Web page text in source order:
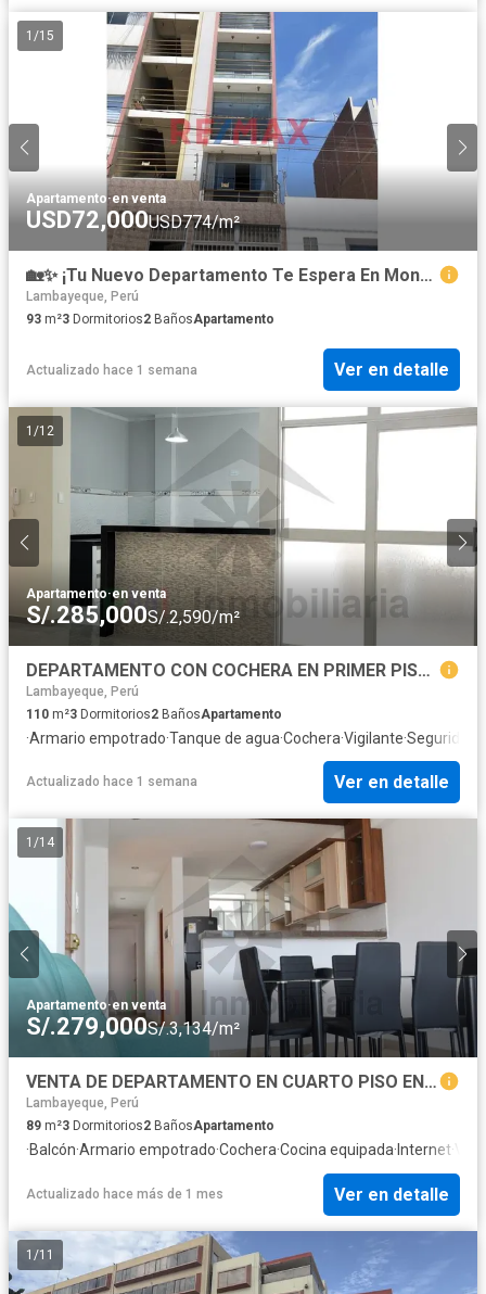
1 /15
Apartamento·en venta
USD72,000USD774/m²
🏡✨ ¡Tu Nuevo Departamento Te Espera En Monterrico Ii! ✨🏡
Lambayeque, Perú
93 m²3 Dormitorios2 BañosApartamento
Actualizado hace 1 semana Ver en detalle
1 /12
Apartamento·en venta
S/.285,000S/.2,590/m²
DEPARTAMENTO CON COCHERA EN PRIMER PISO COSTADO DE LA UNIVERSIDAD SIPAN
Lambayeque, Perú
110 m²3 Dormitorios2 BañosApartamento
·Armario empotrado·Tanque de agua·Cochera·Vigilante·Seguridad
Actualizado hace 1 semana Ver en detalle
1 /14
Apartamento·en venta
S/.279,000S/.3,134/m²
VENTA DE DEPARTAMENTO EN CUARTO PISO EN AV. UNIÓN – CHICLAYO
Lambayeque, Perú
89 m²3 Dormitorios2 BañosApartamento
·Balcón·Armario empotrado·Cochera·Cocina equipada· Internet·
Actualizado hace más de 1 mes Ver en detalle
1 /11